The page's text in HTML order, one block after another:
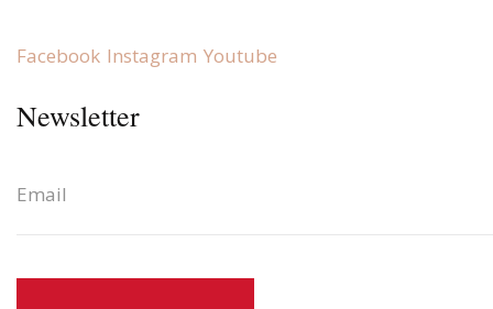
Facebook Instagram Youtube
Newsletter